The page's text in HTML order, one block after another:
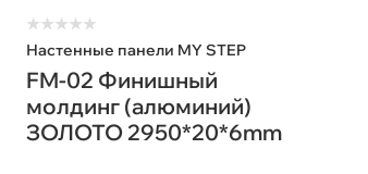
★★★★★
Настенные панели MY STEP
FM-02 Финишный
молдинг (алюминий)
ЗОЛОТО 2950*20*6mm